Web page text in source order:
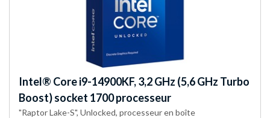
Intel® Core i9-14900KF, 3,2 GHz (5,6 GHz Turbo
Boost) socket 1700 processeur
"Raptor Lake-S", Unlocked, processeur en boîte